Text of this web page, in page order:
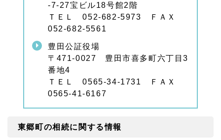
-7-27宝ビル18号館2階
ＴＥＬ 052-682-5973 ＦＡＸ
052-682-5561
豊田公証役場
〒471-0027 豊田市喜多町六丁目3
番地4
ＴＥＬ 0565-34-1731 ＦＡＸ
0565-41-6167
東郷町の相続に関する情報